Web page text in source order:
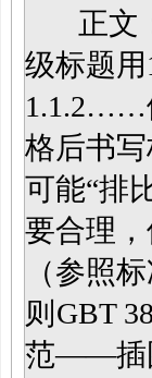
正文：
级标题
1.1.2……
格后书
可能“排
要合理
（参照
则GBT
范——插